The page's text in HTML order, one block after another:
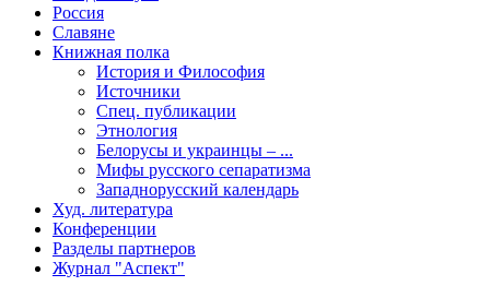
Россия
Славяне
Книжная полка
История и Философия
Источники
Спец. публикации
Этнология
Белорусы и украинцы – ...
Мифы русского сепаратизма
Западнорусский календарь
Худ. литература
Конференции
Разделы партнеров
Журнал "Аспект"